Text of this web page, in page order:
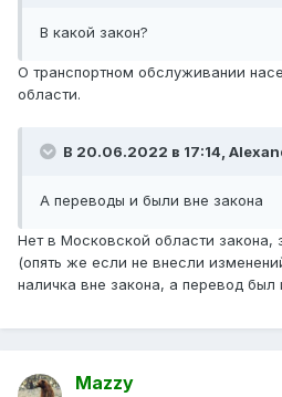
В какой закон?
О транспортном обслуживании
области.
В 20.06.2022 в 17:14,
А переводы и были вне закона
Нет в Московской области
(опять же если не внесли
наличка вне закона, а перевод был
Mazzy